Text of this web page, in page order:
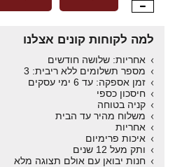
למה לקוחות קונים אצלנו
אחריות: שלושה חודשים
מספר תשלומים ללא ריבית: 3
זמן אספקה: עד 6 ימי עסקים
חיסכון כספי
קניה בטוחה
משלוח מהיר עד הבית
אחריות
איכות פרימיום
ותק מעל 12 שנים
חנות יבואן עם אולם תצוגה מלא